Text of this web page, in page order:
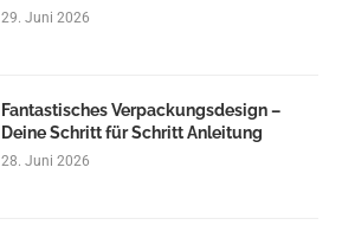
29. Juni 2026
Fantastisches Verpackungsdesign –
Deine Schritt für Schritt Anleitung
28. Juni 2026